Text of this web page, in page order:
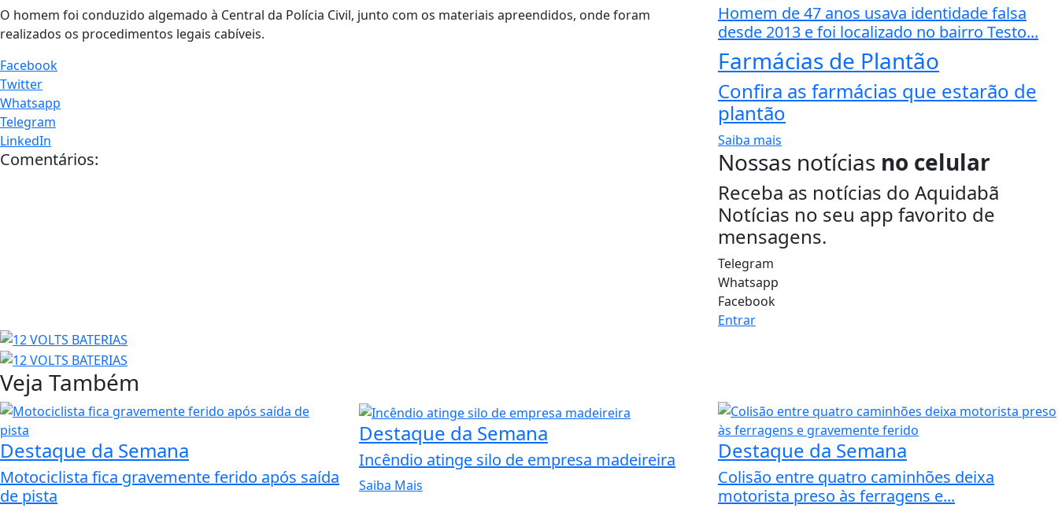
O homem foi conduzido algemado à Central da Polícia Civil, junto com os materiais apreendidos, onde foram
realizados os procedimentos legais cabíveis.
Facebook
Twitter
Whatsapp
Telegram
LinkedIn
Comentários:
Homem de 47 anos usava identidade falsa
desde 2013 e foi localizado no bairro Testo...
Farmácias de Plantão
Confira as farmácias que estarão de
plantão
Saiba mais
Nossas notícias no celular
Receba as notícias do Aquidabã
Notícias no seu app favorito de
mensagens.
Telegram
Whatsapp
Facebook
Entrar
Veja Também
Destaque da Semana
Motociclista fica gravemente ferido após saída
de pista
Destaque da Semana
Incêndio atinge silo de empresa madeireira
Saiba Mais
Destaque da Semana
Colisão entre quatro caminhões deixa
motorista preso às ferragens e...